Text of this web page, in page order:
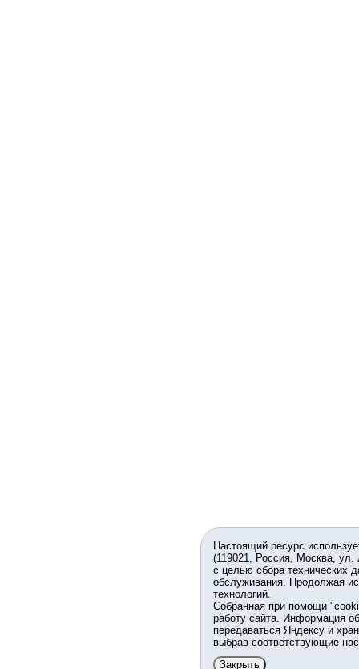
Настоящий ресурс
(119021, Россия, Москва,
с целью сбора технических
обслуживания. Продолжая
технологий.
Собранная при помощи
работу сайта. Информация
передаваться Яндексу и
выбрав соответствующие
Закрыть